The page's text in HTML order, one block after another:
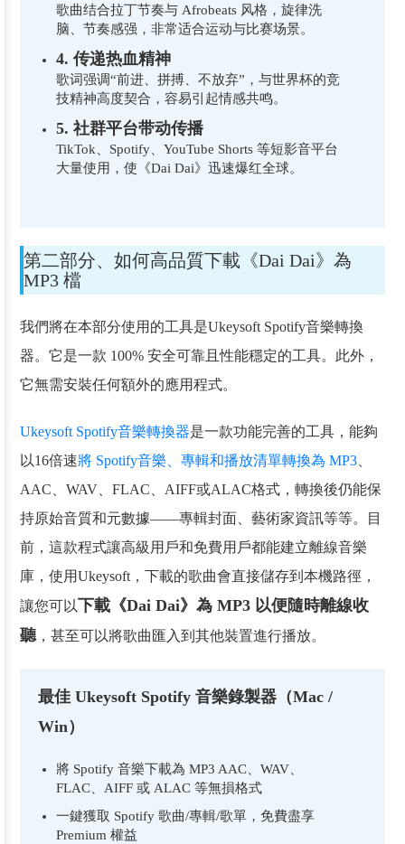
歌曲结合拉丁节奏与 Afrobeats 风格，旋律洗
脑、节奏感强，非常适合运动与比赛场景。
4. 传递热血精神
歌词强调“前进、拼搏、不放弃”，与世界杯的竞
技精神高度契合，容易引起情感共鸣。
5. 社群平台带动传播
TikTok、Spotify、YouTube Shorts 等短影音平台
大量使用，使《Dai Dai》迅速爆红全球。
第二部分、如何高品質下載《Dai Dai》為
MP3 檔
我們將在本部分使用的工具是Ukeysoft Spotify音樂轉換
器。它是一款 100% 安全可靠且性能穩定的工具。此外，
它無需安裝任何額外的應用程式。
Ukeysoft Spotify音樂轉換器是一款功能完善的工具，能夠
以16倍速將 Spotify音樂、專輯和播放清單轉換為 MP3
AAC、WAV、FLAC、AIFF或ALAC格式，轉換後仍能保
持原始音質和元數據——專輯封面、藝術家資訊等等。目
前，這款程式讓高級用戶和免費用戶都能建立離線音樂
庫，使用Ukeysoft，下載的歌曲會直接儲存到本機路徑，
讓您可以下載《Dai Dai》為 MP3 以便隨時離線收
聽，甚至可以將歌曲匯入到其他裝置進行播放。
最佳 Ukeysoft Spotify 音樂錄製器（Mac /
Win）
將 Spotify 音樂下載為 MP3 AAC、WAV、
FLAC、AIFF 或 ALAC 等無損格式
一鍵獲取 Spotify 歌曲/專輯/歌單，免費盡享
Premium 權益